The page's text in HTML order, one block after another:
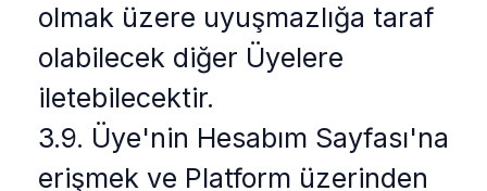
olmak üzere uyuşmazlığa taraf
olabilecek diğer Üyelere
iletebilecektir.
3.9. Üye'nin Hesabım Sayfası'na
erişmek ve Platform üzerinden